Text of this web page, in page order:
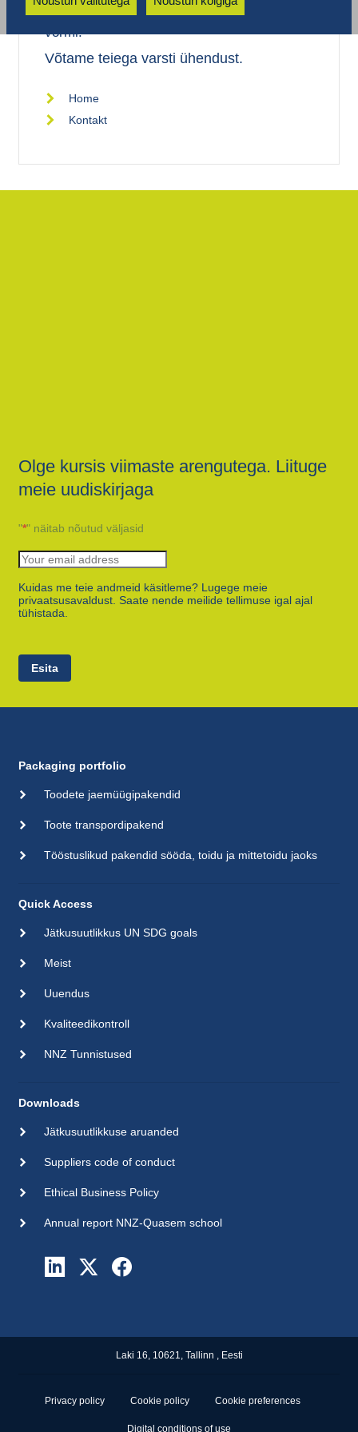
Täname teid, et täitsite ära teabenõude
vormi.
Võtame teiega varsti ühendust.
Home
Kontakt
Olge kursis viimaste arengutega. Liituge
meie uudiskirjaga
"*" näitab nõutud väljasid
Kuidas me teie andmeid käsitleme? Lugege meie
privaatsusavaldust. Saate nende meilide tellimuse igal ajal
tühistada.
Esita
Packaging portfolio
Toodete jaemüügipakendid
Toote transpordipakend
Tööstuslikud pakendid sööda, toidu ja mittetoidu jaoks
Quick Access
Jätkusuutlikkus UN SDG goals
Meist
Uuendus
Kvaliteedikontroll
NNZ Tunnistused
Downloads
Jätkusuutlikkuse aruanded
Suppliers code of conduct
Ethical Business Policy
Annual report NNZ-Quasem school
Laki 16, 10621, Tallinn , Eesti
Privacy policy Cookie policy Cookie preferences
Digital conditions of use